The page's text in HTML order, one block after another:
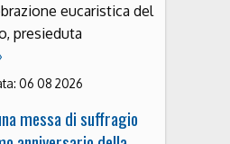
eucaristica del
presieduta
06 08 2026
messa di suffragio